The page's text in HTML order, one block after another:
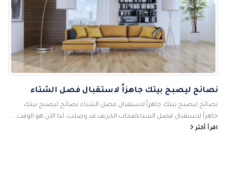
نصائح ليصبح بيتك جاهزاً لاستقبال فصل الشتاء
نصائح ليصبح بيتك جاهزاً لاستقبال فصل الشتاء نصائح ليصبح بيتك
جاهزاً لاستقبال فصل الشتاءلفحات الخريف قد وصلت، لذا الآن هو الوقت...
اقرأ أكثر